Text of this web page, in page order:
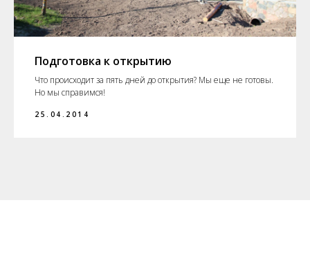
Подготовка к открытию
Что происходит за пять дней до открытия? Мы еще не готовы.
Но мы справимся!
25.04.2014